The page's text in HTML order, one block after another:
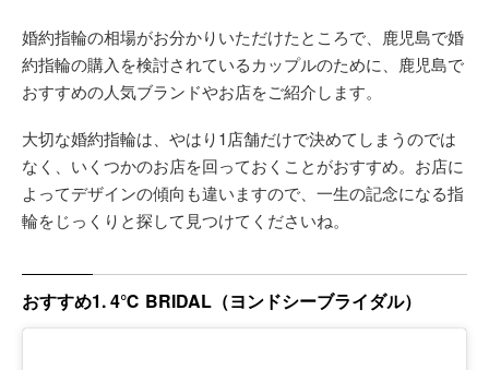
婚約指輪の相場がお分かりいただけたところで、鹿児島で婚
約指輪の購入を検討されているカップルのために、鹿児島で
おすすめの人気ブランドやお店をご紹介します。
大切な婚約指輪は、やはり1店舗だけで決めてしまうのでは
なく、いくつかのお店を回っておくことがおすすめ。お店に
よってデザインの傾向も違いますので、一生の記念になる指
輪をじっくりと探して見つけてくださいね。
おすすめ1. 4℃ BRIDAL（ヨンドシーブライダル）